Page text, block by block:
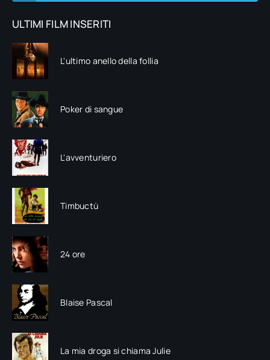
ULTIMI FILM INSERITI
L'ultimo anello della follia
Poker di sangue
L'avventuriero
Timbuctù
24 ore
Blaise Pascal
La mia droga si chiama Julie